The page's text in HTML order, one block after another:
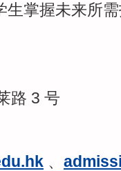
生掌握未来所
路 3 号
、